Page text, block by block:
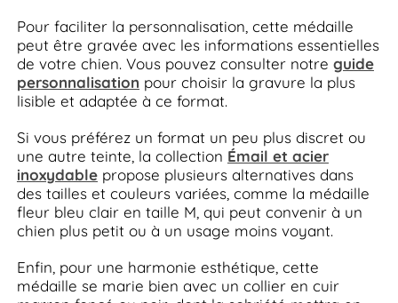
Pour faciliter la personnalisation, cette médaille
peut être gravée avec les informations essentielles
de votre chien. Vous pouvez consulter notre guide
personnalisation pour choisir la gravure la plus
lisible et adaptée à ce format.
Si vous préférez un format un peu plus discret ou
une autre teinte, la collection Émail et acier
inoxydablepropose plusieurs alternatives dans
des tailles et couleurs variées, comme la médaille
fleur bleu clair en taille M, qui peut convenir à un
chien plus petit ou à un usage moins voyant.
Enfin, pour une harmonie esthétique, cette
médaille se marie bien avec un collier en cuir